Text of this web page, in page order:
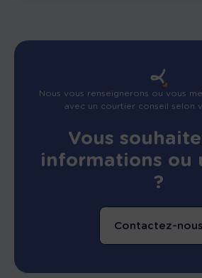
Nous vous renseignerons ou vous
avec un courtier conseil selon
Vous
informations ou
?
Contactez-nous